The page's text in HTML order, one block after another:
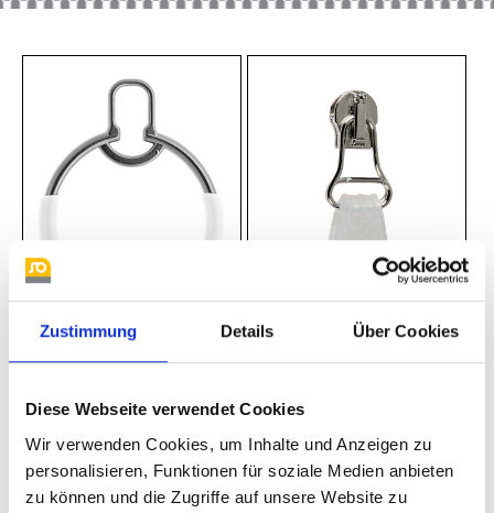
Zustimmung Details Über Cookies
Diese Webseite verwendet Cookies
Wir verwenden Cookies, um Inhalte und Anzeigen zu
personalisieren, Funktionen für soziale Medien anbieten
zu können und die Zugriffe auf unsere Website zu